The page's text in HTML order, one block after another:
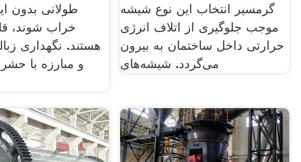
طولانی بدون
خراب شوند،
هستند. نگهداری
و مبارزه با
گرمسیر انتخاب این نوع شیشه
موجب جلوگیری از اتلاف انرژی
حرارتی داخل ساختمان به بیرون
می‌گردد. شیشه‌های